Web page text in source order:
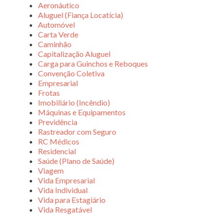
Aeronáutico
Aluguel (Fiança Locatícia)
Automóvel
Carta Verde
Caminhão
Capitalização Aluguel
Carga para Guinchos e Reboques
Convenção Coletiva
Empresarial
Frotas
Imobiliário (Incêndio)
Máquinas e Equipamentos
Previdência
Rastreador com Seguro
RC Médicos
Residencial
Saúde (Plano de Saúde)
Viagem
Vida Empresarial
Vida Individual
Vida para Estagiário
Vida Resgatável